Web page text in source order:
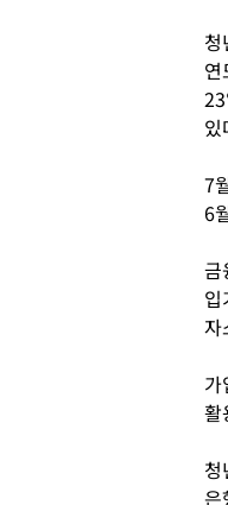
청
있
7
6
금
자
활
은